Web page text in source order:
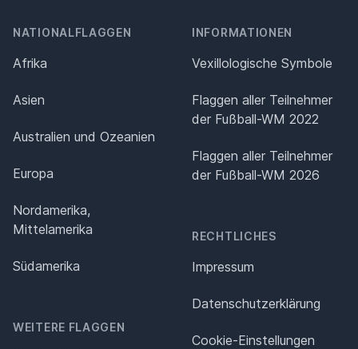
NATIONALFLAGGEN
Afrika
Asien
Australien und Ozeanien
Europa
Nordamerika,
Mittelamerika
Südamerika
WEITERE FLAGGEN
INFORMATIONEN
Vexillologische Symbole
Flaggen aller Teilnehmer
der Fußball-WM 2022
Flaggen aller Teilnehmer
der Fußball-WM 2026
RECHTLICHES
Impressum
Datenschutz­erklärung
Cookie-Einstellungen